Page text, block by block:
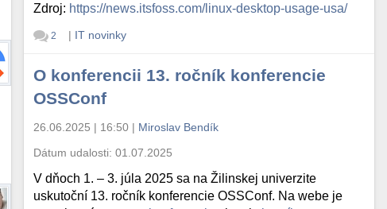
Zdroj: https://news.itsfoss.com/linux-desktop-usage-usa/
2 | IT novinky
O konferencii 13. ročník konferencie
OSSConf
26.06.2025 | 16:50 | Miroslav Bendík
Dátum udalosti:01.07.2025
V dňoch 1. – 3. júla 2025 sa na Žilinskej univerzite
uskutoční 13. ročník konferencie OSSConf. Na webe je